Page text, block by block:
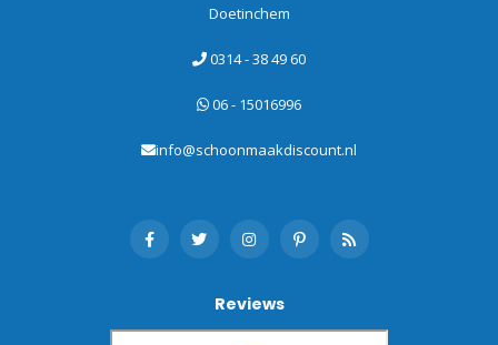
Doetinchem
0314 - 38 49 60
06 - 15016996
info@schoonmaakdiscount.nl
Reviews